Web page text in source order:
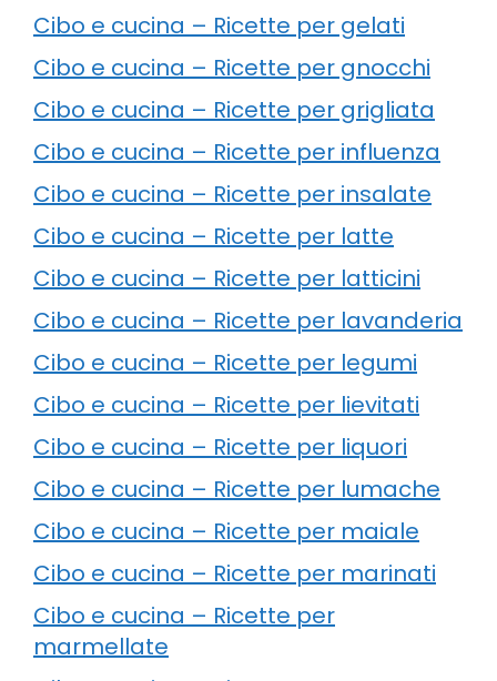
Cibo e cucina – Ricette per gelati
Cibo e cucina – Ricette per gnocchi
Cibo e cucina – Ricette per grigliata
Cibo e cucina – Ricette per influenza
Cibo e cucina – Ricette per insalate
Cibo e cucina – Ricette per latte
Cibo e cucina – Ricette per latticini
Cibo e cucina – Ricette per lavanderia
Cibo e cucina – Ricette per legumi
Cibo e cucina – Ricette per lievitati
Cibo e cucina – Ricette per liquori
Cibo e cucina – Ricette per lumache
Cibo e cucina – Ricette per maiale
Cibo e cucina – Ricette per marinati
Cibo e cucina – Ricette per
marmellate